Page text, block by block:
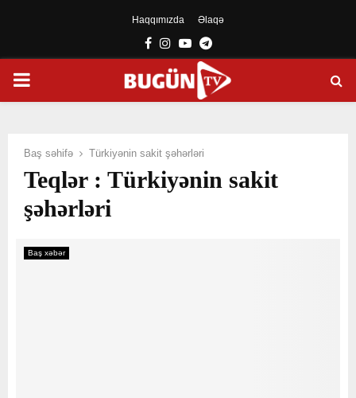
Haqqımızda Əlaqə
Facebook
Instagram
YoutubeTelegram
PRIMARY
Baş səhifə Türkiyənin sakit şəhərləri
Teqlər : Türkiyənin sakit
şəhərləri
Baş xəbər